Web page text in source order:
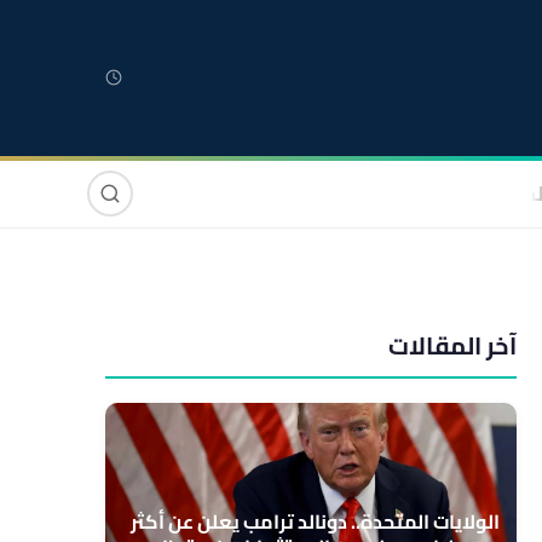
صوت وصورة
آخر المقالات
الولايات المتحدة.. دونالد ترامب يعلن عن أكثر